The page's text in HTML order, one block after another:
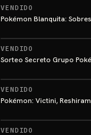
VENDIDO
Pokémon Blanquita:
VENDIDO
Sorteo Secreto Grupo
VENDIDO
Pokémon: Victini,
VENDIDO